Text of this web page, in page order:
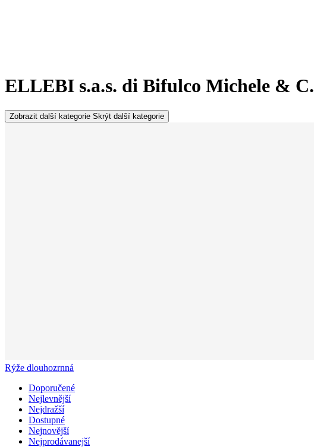
ELLEBI s.a.s. di Bifulco Michele & C.
Zobrazit další kategorie Skrýt další kategorie
Rýže dlouhozrnná
Doporučené
Nejlevnější
Nejdražší
Dostupné
Nejnovější
Nejprodávanejší